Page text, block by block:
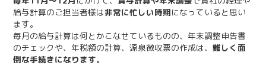
給与計算のご担当者様は非常に忙しい時期になっていると思い
ます。
毎月の給与計算は何とかこなせているものの、年末調整申告書
のチェックや、年税額の計算、源泉徴収票の作成は、難しく面
倒な手続きになります。